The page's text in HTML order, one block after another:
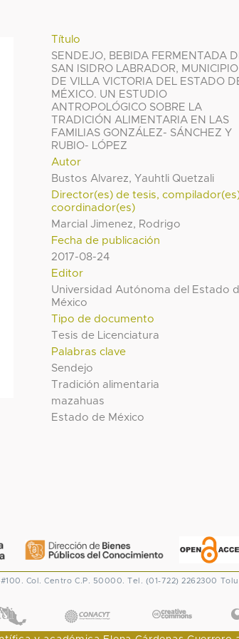
Título
SENDEJO, BEBIDA FERMENTADA
SAN ISIDRO LABRADOR, MUNICIPIO
DE VILLA VICTORIA DEL ESTADO
MÉXICO. UN ESTUDIO
ANTROPOLÓGICO SOBRE LA
TRADICIÓN ALIMENTARIA EN LAS
FAMILIAS GONZÁLEZ- SÁNCHEZ Y
RUBIO- LÓPEZ
Autor
Bustos Alvarez, Yauhtli Quetzali
Director(es) de tesis,
coordinador(es)
Marcial Jimenez, Rodrigo
Fecha de publicación
2017-08-24
Editor
Universidad Autónoma del Estado
México
Tipo de documento
Tesis de Licenciatura
Palabras clave
Sendejo
Tradición alimentaria
mazahuas
Estado de México
Col. Centro C.P. 50000. Tel. (01-722) 2262300